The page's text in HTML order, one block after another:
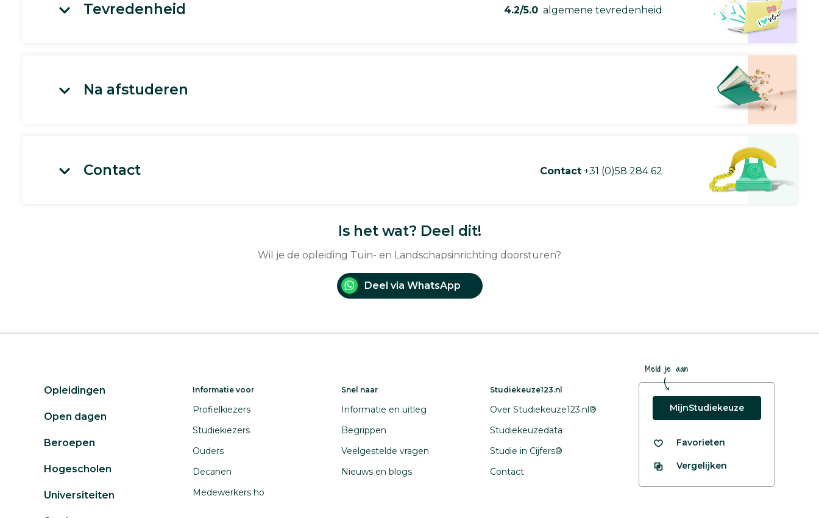
Tevredenheid 4.2/5.0 algemene tevredenheid
Na afstuderen
Contact Contact +31 (0)58 284 62
Is het wat? Deel dit!
Wil je de opleiding Tuin- en Landschapsinrichting doorsturen?
Deel via WhatsApp
Opleidingen
Open dagen
Beroepen
Hogescholen
Universiteiten
Informatie voor
Profielkiezers
Studiekiezers
Ouders
Decanen
Medewerkers ho
Snel naar
Informatie en uitleg
Begrippen
Veelgestelde vragen
Nieuws en blogs
Studiekeuze123.nl
Over Studiekeuze123.nl®
Studiekeuzedata
Studie in Cijfers®
Contact
Meld je aan
MijnStudiekeuze
Favorieten
Vergelijken